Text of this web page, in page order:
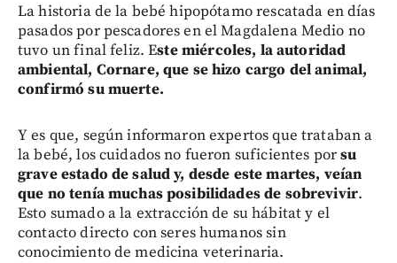
La historia de la bebé hipopótamo rescatada en días
pasados por pescadores en el Magdalena Medio no
tuvo un final feliz. Este miércoles, la autoridad
ambiental, Cornare, que se hizo cargo del animal,
confirmó su muerte.
Y es que, según informaron expertos que trataban a
la bebé, los cuidados no fueron suficientes porsu
grave estado de salud y, desde este martes, veían
que no tenía muchas posibilidades de sobrevivir.
Esto sumado a la extracción de su hábitat y el
contacto directo con seres humanos sin
conocimiento de medicina veterinaria.